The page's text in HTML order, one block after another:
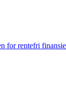
for rentefri